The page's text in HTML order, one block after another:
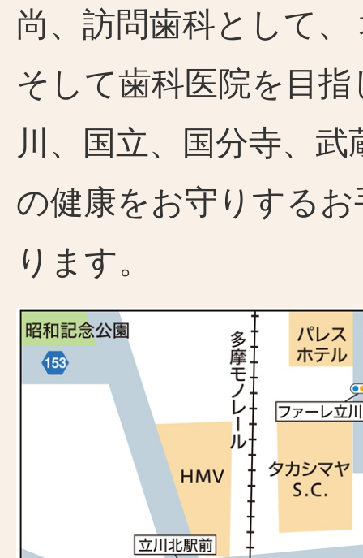
尚、訪問歯科として
そして歯科医院を目
川、国立、国分寺、
の健康をお守りする
ります。